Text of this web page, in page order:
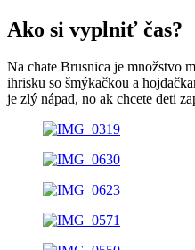
Ako si vyplniť čas?
Na chate Brusnica je množstvo
ihrisku so šmýkačkou a
je zlý nápad, no ak chcete deti